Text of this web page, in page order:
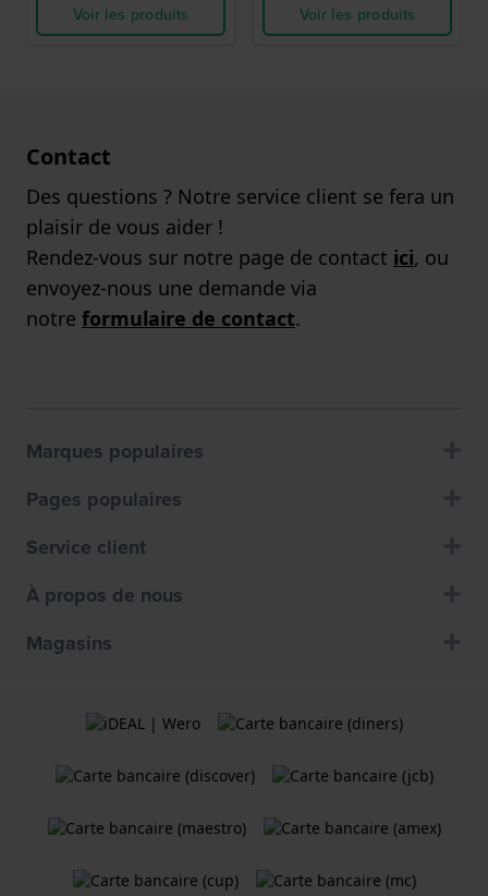
Voir les produits
Voir les produits
Contact
Des questions ? Notre service client se fera un
plaisir de vous aider !
Rendez-vous sur notre page de contact ici, ou
envoyez-nous une demande via
notre formulaire de contact.
Marques populaires
Pages populaires
Service client
À propos de nous
Magasins